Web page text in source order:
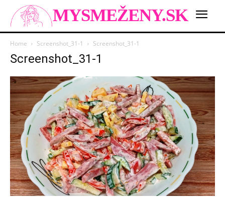
MYSMEŽENY.SK
Home Screenshot_31-1 Screenshot_31-1
Screenshot_31-1